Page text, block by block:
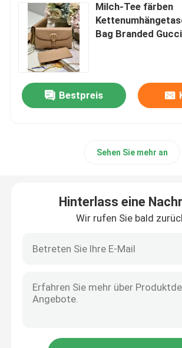
Produkte
Videos
Milch-Tee färben
Bag Branded
Bestpreis
Sehen Sie mehr an
Hinterlass eine
Wir rufen Sie bald